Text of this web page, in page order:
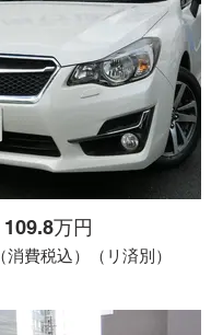
109.8万円
費税込）（リ済別）